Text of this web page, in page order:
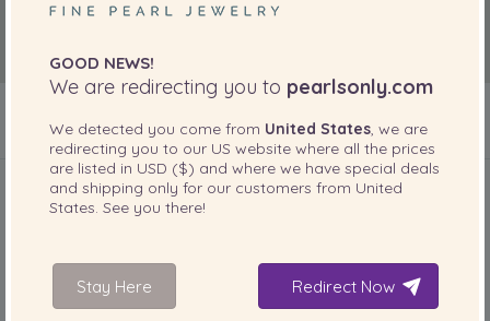
INBEGREPEN BIJ UW PRODUCT
GOOD NEWS!
We are redirecting you to pearlsonly.com
We detected you come from United States, we are
redirecting you to our US website where all the prices
are listed in USD ($) and where we have special deals
and shipping only for our customers from United
States. See you there!
Stay Here Redirect Now